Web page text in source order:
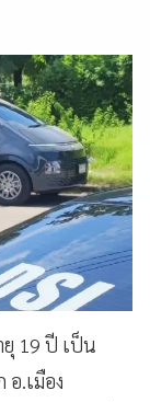
ยุ 19 ปี เป็น
.เมือง